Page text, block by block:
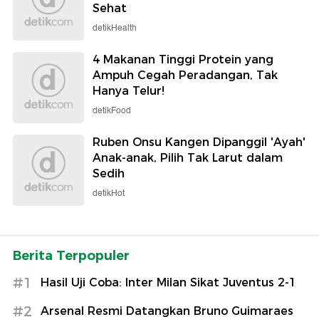
Sehat
detikHealth
4 Makanan Tinggi Protein yang
Ampuh Cegah Peradangan, Tak
Hanya Telur!
detikFood
Ruben Onsu Kangen Dipanggil 'Ayah'
Anak-anak, Pilih Tak Larut dalam
Sedih
detikHot
Berita Terpopuler
#1 Hasil Uji Coba: Inter Milan Sikat Juventus 2-1
#2 Arsenal Resmi Datangkan Bruno Guimaraes